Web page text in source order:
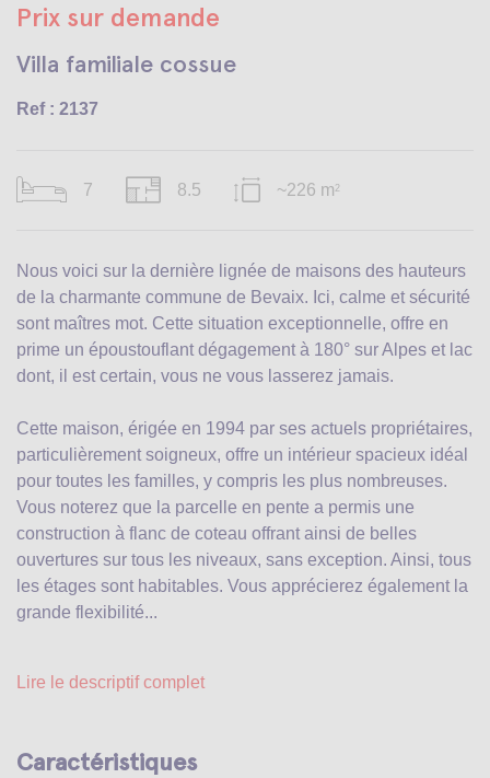
Prix sur demande
Villa familiale cossue
Ref : 2137
7 8.5 ~226 m 2
Nous voici sur la dernière lignée de maisons des hauteurs
de la charmante commune de Bevaix. Ici, calme et sécurité
sont maîtres mot. Cette situation exceptionnelle, offre en
prime un époustouflant dégagement à 180° sur Alpes et lac
dont, il est certain, vous ne vous lasserez jamais.
Cette maison, érigée en 1994 par ses actuels propriétaires,
particulièrement soigneux, offre un intérieur spacieux idéal
pour toutes les familles, y compris les plus nombreuses.
Vous noterez que la parcelle en pente a permis une
construction à flanc de coteau offrant ainsi de belles
ouvertures sur tous les niveaux, sans exception. Ainsi, tous
les étages sont habitables. Vous apprécierez également la
grande flexibilité...
Lire le descriptif complet
Caractéristiques